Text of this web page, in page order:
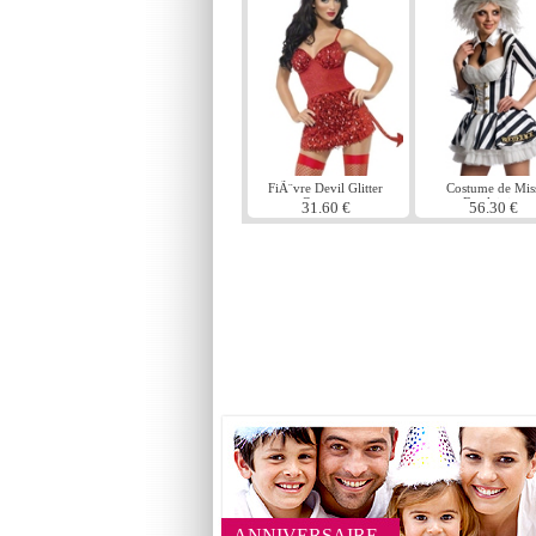
FiÃ¨vre Devil Glitter
Costume
31.60 €
Costume de
Beetlejuice
56.30 €